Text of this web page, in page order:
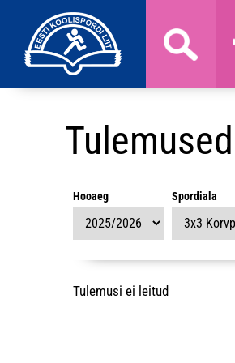
Tulemused
Hooaeg Spordiala
Tulemusi ei leitud